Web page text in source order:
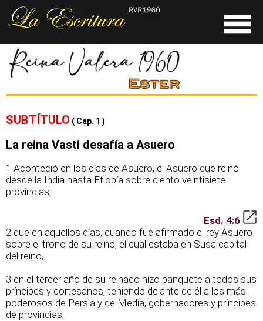
SUBTÍTULO ( Cap. 1 )
La reina Vasti desafía a Asuero
1 Aconteció en los días de Asuero, el Asuero que reinó
desde la India hasta Etiopía sobre ciento veintisiete
provincias,
Esd. 4:6
2 que en aquellos días, cuando fue afirmado el rey Asuero
sobre el trono de su reino, el cual estaba en Susa capital
del reino,
3 en el tercer año de su reinado hizo banquete a todos sus
príncipes y cortesanos, teniendo delante de él a los más
poderosos de Persia y de Media, gobernadores y príncipes
de provincias,